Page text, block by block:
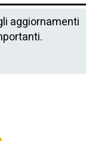
aggiornamenti